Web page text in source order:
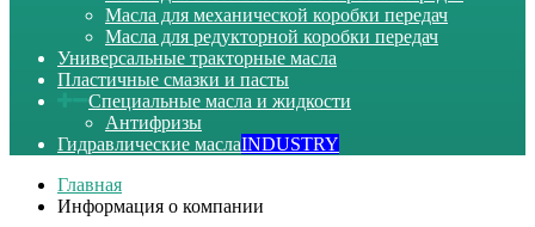
Масла для механической коробки передач
Масла для редукторной коробки передач
Универсальные тракторные масла
Пластичные смазки и пасты
Специальные масла и жидкости
Антифризы
Гидравлические маслаINDUSTRY
Главная
Информация о компании